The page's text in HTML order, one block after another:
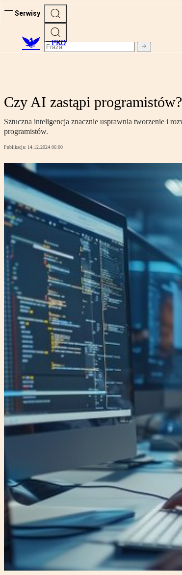
Serwisy
PRO
Czy AI zastąpi
Sztuczna inteligencja znacznie usprawnia tworzenie i
programistów.
Publikacja: 14.12.2024 06:00